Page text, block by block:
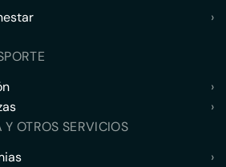
›
›
›
OTROS SERVICIOS
›